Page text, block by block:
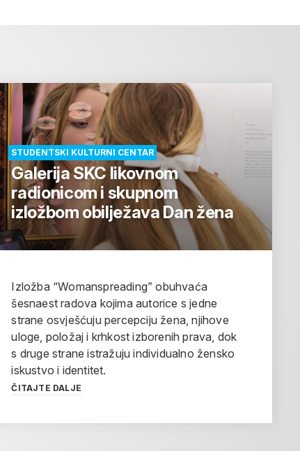
STUDENTSKI KULTURNI CENTAR
Galerija SKC likovnom
radionicom i skupnom
izložbom obilježava Dan žena
Izložba “Womanspreading” obuhvaća
šesnaest radova kojima autorice s jedne
strane osvješćuju percepciju žena, njihove
uloge, položaj i krhkost izborenih prava, dok
s druge strane istražuju individualno žensko
iskustvo i identitet.
ČITAJTE DALJE